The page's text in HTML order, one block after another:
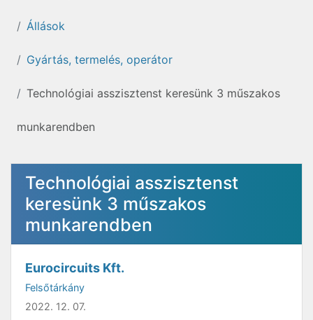
Állások
Gyártás, termelés, operátor
Technológiai asszisztenst keresünk 3 műszakos
munkarendben
Technológiai asszisztenst
keresünk 3 műszakos
munkarendben
Eurocircuits Kft.
Felsőtárkány
2022. 12. 07.